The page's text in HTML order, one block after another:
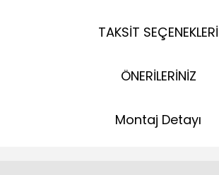
TAKSİT SEÇENEKLERİ
ÖNERİLERİNİZ
Montaj Detayı